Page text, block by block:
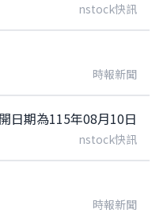
nstock快訊
時報新聞
日期為115年08月10日
nstock快訊
時報新聞